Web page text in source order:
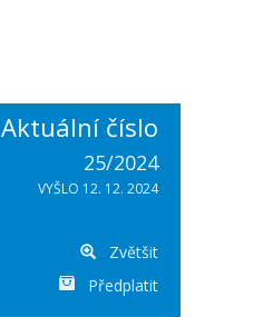
Aktuální číslo
25/2024
VYŠLO 12. 12. 2024
Zvětšit
Předplatit